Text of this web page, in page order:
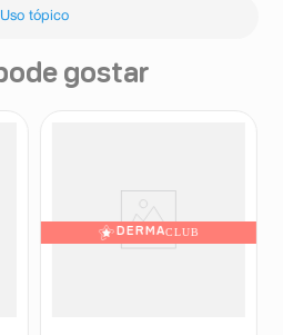
Uso tópico
gostar
DERMACLUB